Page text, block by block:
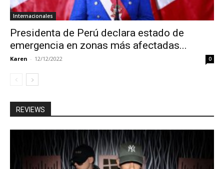
Internacionales
Presidenta de Perú declara estado de
emergencia en zonas más afectadas...
Karen - 12/12/2022 0
REVIEWS